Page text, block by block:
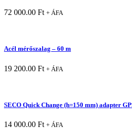
72 000.00 Ft + ÁFA
Acél mérőszalag – 60 m
19 200.00 Ft + ÁFA
SECO Quick Change (h=150 mm) adapter
14 000.00 Ft + ÁFA